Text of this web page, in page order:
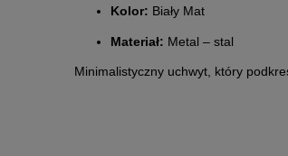
Kolor: Biały Mat
Materiał: Metal – stal
Minimalistyczny uchwyt, który